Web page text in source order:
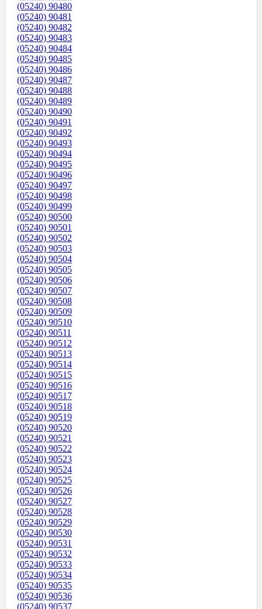
(05240) 90480
(05240) 90481
(05240) 90482
(05240) 90483
(05240) 90484
(05240) 90485
(05240) 90486
(05240) 90487
(05240) 90488
(05240) 90489
(05240) 90490
(05240) 90491
(05240) 90492
(05240) 90493
(05240) 90494
(05240) 90495
(05240) 90496
(05240) 90497
(05240) 90498
(05240) 90499
(05240) 90500
(05240) 90501
(05240) 90502
(05240) 90503
(05240) 90504
(05240) 90505
(05240) 90506
(05240) 90507
(05240) 90508
(05240) 90509
(05240) 90510
(05240) 90511
(05240) 90512
(05240) 90513
(05240) 90514
(05240) 90515
(05240) 90516
(05240) 90517
(05240) 90518
(05240) 90519
(05240) 90520
(05240) 90521
(05240) 90522
(05240) 90523
(05240) 90524
(05240) 90525
(05240) 90526
(05240) 90527
(05240) 90528
(05240) 90529
(05240) 90530
(05240) 90531
(05240) 90532
(05240) 90533
(05240) 90534
(05240) 90535
(05240) 90536
(05240) 90537